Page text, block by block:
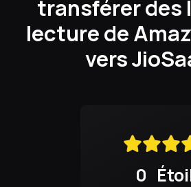
transférer des
lecture de
vers
0